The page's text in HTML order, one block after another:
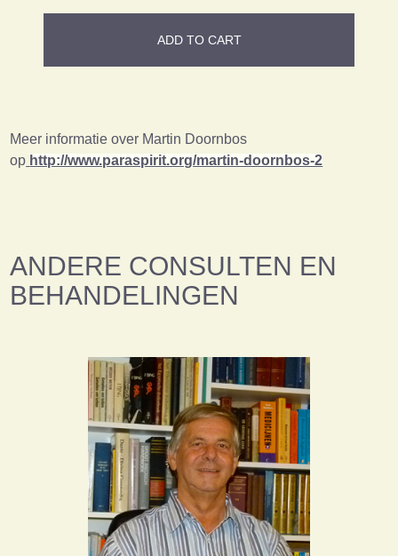
ADD TO CART
Meer informatie over Martin Doornbos
op http://www.paraspirit.org/martin-doornbos-2
ANDERE CONSULTEN EN
BEHANDELINGEN